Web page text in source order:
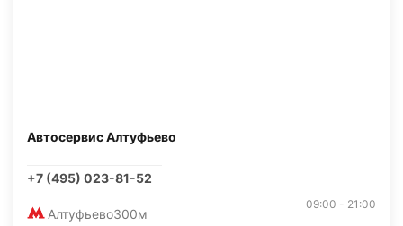
Автосервис Алтуфьево
+7 (495) 023-81-52
Алтуфьево300м
09:00 - 21:00